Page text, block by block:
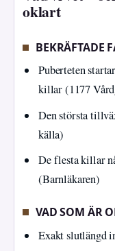
oklart
BEKRÄFTADE
Puberteten
killar (1177
Den största
källa)
De flesta killar
(Barnläkaren)
VAD SOM ÄR
Exakt slutlängd